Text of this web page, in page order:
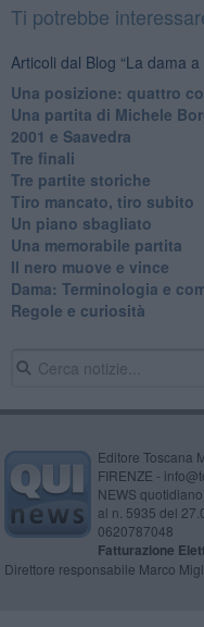
Ti potrebbe
Articoli dal Blog “La dama
Una posizione: quattro
​Una partita di Michele
2001 e Saavedra
Tre finali
Tre partite storiche
Tiro mancato, tiro subito
Un piano sbagliato
Una memorabile partita
Il nero muove e vince
​Dama: Terminologia e
Regole e curiosità
Editore Toscana
FIRENZE -
NEWS
al n. 5935 del
0620787048
Fatturazione
Direttore responsabile Marco